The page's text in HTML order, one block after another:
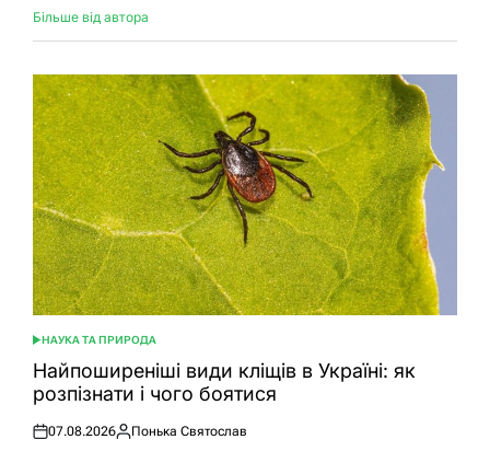
Більше від автора
ОПУБЛІКУВАТИ
У
НАУКА ТА ПРИРОДА
Найпоширеніші види кліщів в Україні: як
розпізнати і чого боятися
Оприлюднено
07.08.2026
Опубліковано
Понька Святослав